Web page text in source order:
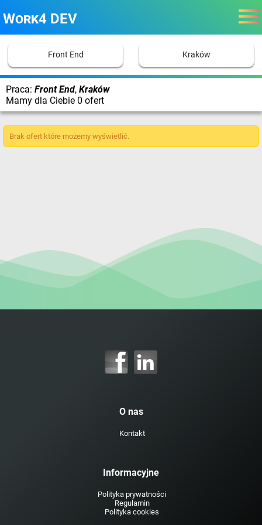
Work4 DEV
Front End Kraków
Praca: Front End, Kraków
Mamy dla Ciebie 0 ofert
Brak ofert które możemy wyświetlić.
O nas
Kontakt
Informacyjne
Polityka prywatności
Regulamin
Polityka cookies